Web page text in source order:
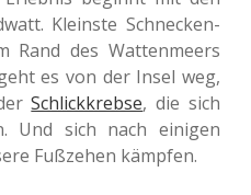
Kleins­te Schne­cken­
Rand des Wat­ten­meers
es von der Insel weg,
Schlick­kreb­se, die sich
Und sich nach eini­gen
Fuß­ze­hen kämpfen.